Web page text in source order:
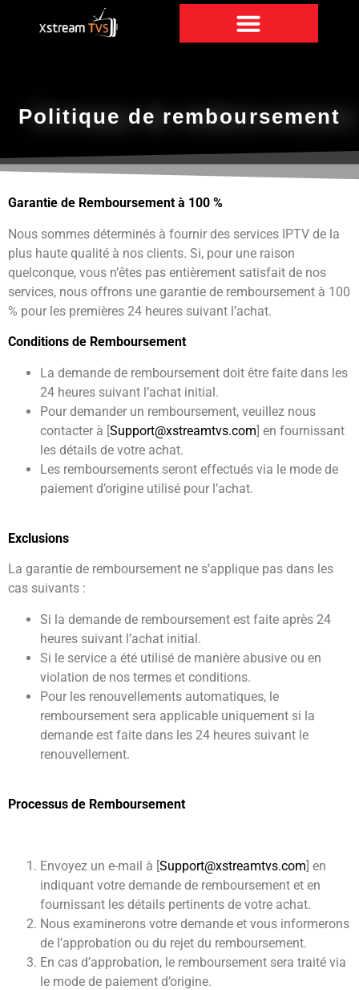
Politique de remboursement
Garantie de Remboursement à 100 %
Nous sommes déterminés à fournir des services IPTV de la
plus haute qualité à nos clients. Si, pour une raison
quelconque, vous n’êtes pas entièrement satisfait de nos
services, nous offrons une garantie de remboursement à 100
% pour les premières 24 heures suivant l’achat.
Conditions de Remboursement
La demande de remboursement doit être faite dans les
24 heures suivant l’achat initial.
Pour demander un remboursement, veuillez nous
contacter à [Support@xstreamtvs.com] en fournissant
les détails de votre achat.
Les remboursements seront effectués via le mode de
paiement d’origine utilisé pour l’achat.
Exclusions
La garantie de remboursement ne s’applique pas dans les
cas suivants :
Si la demande de remboursement est faite après 24
heures suivant l’achat initial.
Si le service a été utilisé de manière abusive ou en
violation de nos termes et conditions.
Pour les renouvellements automatiques, le
remboursement sera applicable uniquement si la
demande est faite dans les 24 heures suivant le
renouvellement.
Processus de Remboursement
Envoyez un e-mail à [Support@xstreamtvs.com] en
indiquant votre demande de remboursement et en
fournissant les détails pertinents de votre achat.
Nous examinerons votre demande et vous informerons
de l’approbation ou du rejet du remboursement.
En cas d’approbation, le remboursement sera traité via
le mode de paiement d’origine.